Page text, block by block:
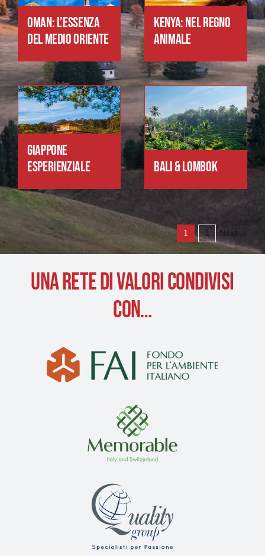
OMAN: L’ESSENZA
DEL MEDIO ORIENTE
KENYA: NEL REGNO
ANIMALE
GIAPPONE
ESPERIENZIALE
BALI & LOMBOK
1 2 Next
UNA RETE DI VALORI CONDIVISI
CON…